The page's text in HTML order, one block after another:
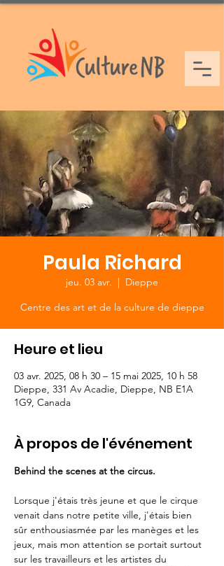
Paula Richard
jeu. 03 avr.
  |
Dieppe
Centre des art et de la culture de dieppe
Heure et lieu
03 avr. 2025, 08 h 30 – 15 mai 2025, 10 h 58
Dieppe, 331 Av Acadie, Dieppe, NB E1A
1G9, Canada
À propos de l'événement
Behind the scenes at the circus.
Lorsque j'étais très jeune et que le cirque
venait dans notre petite ville, j'étais bien
sûr enthousiasmée par les manèges et les
jeux, mais mon attention se portait surtout
sur les travailleurs et les artistes du